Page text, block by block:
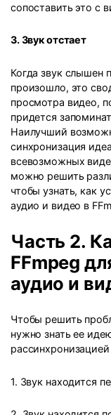
сопоставить это с
3. Звук отстает
Когда звук слышен
произошло, это
просмотра видео,
придется
Наилучший
синхронизация
всевозможных
можно решить
чтобы узнать, как
аудио и видео в
Часть 2.
FFmpeg
аудио и
Чтобы решить
нужно знать ее
1. Звук находится